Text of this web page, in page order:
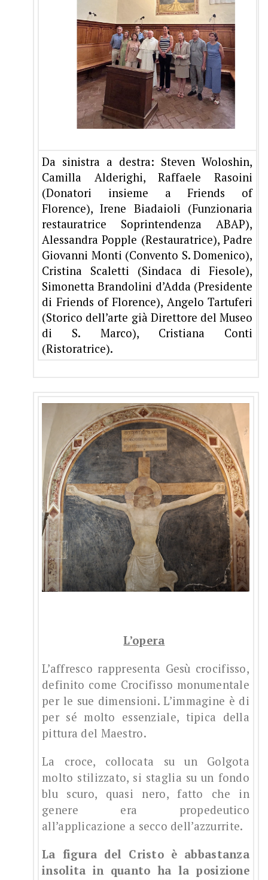
Da sinistra a destra: Steven Woloshin,
Camilla Alderighi, Raffaele Rasoini
(Donatori insieme a Friends of
Florence), Irene Biadaioli (Funzionaria
restauratrice Soprintendenza ABAP),
Alessandra Popple (Restauratrice), Padre
Giovanni Monti (Convento S. Domenico),
Cristina Scaletti (Sindaca di Fiesole),
Simonetta Brandolini d’Adda (Presidente
di Friends of Florence), Angelo Tartuferi
(Storico dell’arte già Direttore del Museo
di S. Marco), Cristiana Conti
(Ristoratrice).
L’opera
L’affresco rappresenta Gesù crocifisso,
definito come Crocifisso monumentale
per le sue dimensioni. L’immagine è di
per sé molto essenziale, tipica della
pittura del Maestro.
La croce, collocata su un Golgota
molto stilizzato, si staglia su un fondo
blu scuro, quasi nero, fatto che in
genere era propedeutico
all’applicazione a secco dell’azzurrite.
La figura del Cristo è abbastanza
insolita in quanto ha la posizione